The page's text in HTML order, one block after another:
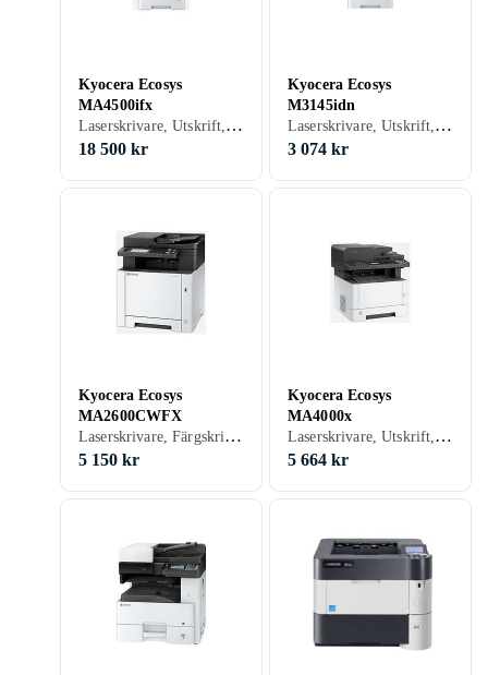
Kyocera Ecosys
MA4500ifx
Laserskrivare, Utskrift, Skanna, Kopiering, Fax, USB, RJ-45 (Ethernet), Wi-Fi
18 500 kr
Kyocera Ecosys
M3145idn
Laserskrivare, Utskrift, Skanna, Kopiering, USB, RJ-45 (Ethernet), Wi-Fi, Pekskärm, Scanna till e-post
3 074 kr
Kyocera Ecosys
MA2600CWFX
Laserskrivare, Färgskrivare, Utskrift, Skanna, Kopiering, Fax, USB, RJ-45 (Ethernet), Wi-Fi, Minneskortsläsare
5 150 kr
Kyocera Ecosys
MA4000x
Laserskrivare, Utskrift, Skanna, Kopiering, Fax, USB, RJ-45 (Ethernet)
5 664 kr